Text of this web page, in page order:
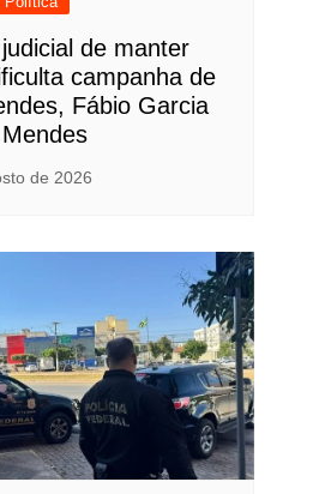
de manter
campanha de
Fábio Garcia
de 2026